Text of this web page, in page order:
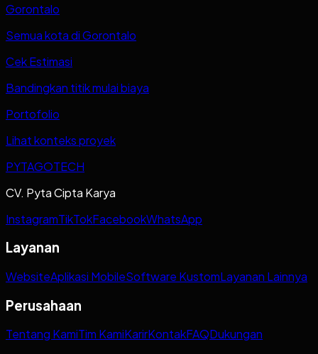
Gorontalo
Semua kota di Gorontalo
Cek Estimasi
Bandingkan titik mulai biaya
Portofolio
Lihat konteks proyek
PYTAGOTECH
CV. Pyta Cipta Karya
InstagramTikTokFacebookWhatsApp
Layanan
WebsiteAplikasi MobileSoftware KustomLayanan Lainnya
Perusahaan
Tentang KamiTim KamiKarirKontakFAQDukungan